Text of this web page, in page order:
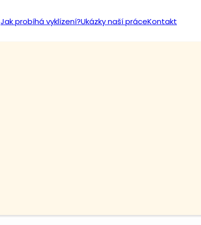
Jak probíhá vyklízení?Ukázky naší práceKontakt